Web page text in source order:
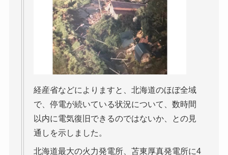
経産省などによりますと、北海道のほぼ全域
で、停電が続いている状況について、数時間
以内に電気復旧できるのではないか、との見
通しを示しました。
北海道最大の火力発電所、苫東厚真発電所に4